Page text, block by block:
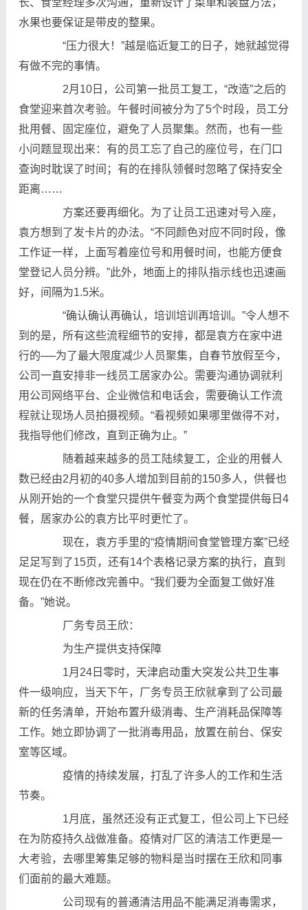
长、食堂经理多次沟通，重新设计了菜单和装盘方法，
水果也要保证是带皮的整果。
“压力很大！”越是临近复工的日子，她就越觉得
有做不完的事情。
2月10日，公司第一批员工复工，“改造”之后的
食堂迎来首次考验。午餐时间被分为了5个时段，员工分
批用餐、固定座位，避免了人员聚集。然而，也有一些
小问题显现出来：有的员工忘了自己的座位号，在门口
查询时耽误了时间；有的在排队领餐时忽略了保持安全
距离……
方案还要再细化。为了让员工迅速对号入座，
袁方想到了发卡片的办法。“不同颜色对应不同时段，像
工作证一样，上面写着座位号和用餐时间，也能方便食
堂登记人员分辨。”此外，地面上的排队指示线也迅速画
好，间隔为1.5米。
“确认确认再确认，培训培训再培训。”令人想不
到的是，所有这些流程细节的安排，都是袁方在家中进
行的──为了最大限度减少人员聚集，自春节放假至今，
公司一直安排非一线员工居家办公。需要沟通协调就利
用公司网络平台、企业微信和电话会，需要确认工作流
程就让现场人员拍摄视频。“看视频如果哪里做得不对，
我指导他们修改，直到正确为止。”
随着越来越多的员工陆续复工，企业的用餐人
数已经由2月初的40多人增加到目前的150多人，供餐也
从刚开始的一个食堂只提供午餐变为两个食堂提供每日4
餐，居家办公的袁方比平时更忙了。
现在，袁方手里的“疫情期间食堂管理方案”已经
足足写到了15页，还有14个表格记录方案的执行，直到
现在仍在不断修改完善中。“我们要为全面复工做好准
备。”她说。
厂务专员王欣：
为生产提供支持保障
1月24日零时，天津启动重大突发公共卫生事
件一级响应，当天下午，厂务专员王欣就拿到了公司最
新的任务清单，开始布置升级消毒、生产消耗品保障等
工作。她立即协调了一批消毒用品，放置在前台、保安
室等区域。
疫情的持续发展，打乱了许多人的工作和生活
节奏。
1月底，虽然还没有正式复工，但公司上下已经
在为防疫持久战做准备。疫情对厂区的清洁工作更是一
大考验，去哪里筹集足够的物料是当时摆在王欣和同事
们面前的最大难题。
公司现有的普通清洁用品不能满足消毒需求，